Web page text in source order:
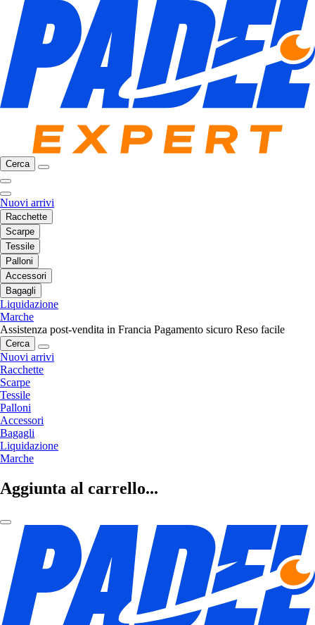
Cerca
Nuovi arrivi
Racchette
Scarpe
Tessile
Palloni
Accessori
Bagagli
Liquidazione
Marche
Assistenza post-vendita in Francia Pagamento sicuro Reso facile
Cerca
Nuovi arrivi
Racchette
Scarpe
Tessile
Palloni
Accessori
Bagagli
Liquidazione
Marche
Aggiunta al carrello...